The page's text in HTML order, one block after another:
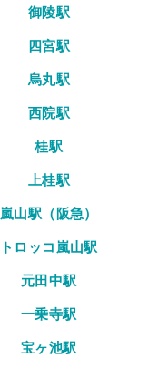
御陵駅
四宮駅
烏丸駅
西院駅
桂駅
上桂駅
嵐山駅（阪急）
トロッコ嵐山駅
元田中駅
一乗寺駅
宝ヶ池駅